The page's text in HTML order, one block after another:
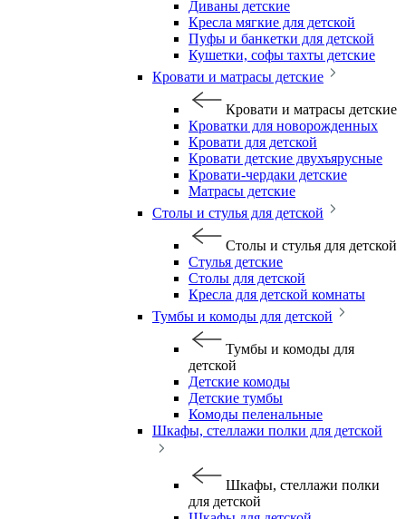
Диваны детские
Кресла мягкие для детской
Пуфы и банкетки для детской
Кушетки, софы тахты детские
Кровати и матрасы детские
Кровати и матрасы детские
Кроватки для новорожденных
Кровати для детской
Кровати детские двухъярусные
Кровати-чердаки детские
Матрасы детские
Столы и стулья для детской
Столы и стулья для детской
Стулья детские
Столы для детской
Кресла для детской комнаты
Тумбы и комоды для детской
Тумбы и комоды для
детской
Детские комоды
Детские тумбы
Комоды пеленальные
Шкафы, стеллажи полки для детской
Шкафы, стеллажи полки
для детской